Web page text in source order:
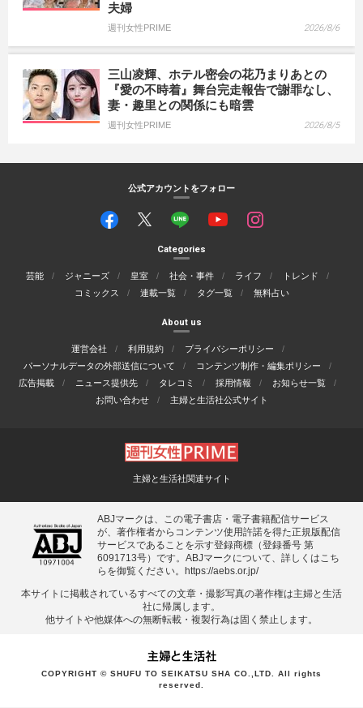
夫婦
週刊女性PRIME 2026/8/6
三山凌輝、ホテル密会の花乃まりあとの
『愛の不時着』舞台完走報告で謝罪なし、
妻・趣里との関係にも暗雲
週刊女性PRIME 2026/8/5
公式アカウントをフォロー
Categories
芸能 ジャニーズ 皇室 社会・事件 ライフ
トレンド
コミックス
連載一覧 タグ一覧 無料占い
About us
運営会社 利用規約
プライバシーポリシー
パーソナルデータの外部送信について
コンテンツ制作・編集ポリシー
広告掲載
ニュース提供先 タレコミ 採用情報
お知らせ一覧
お問い合わせ
主婦と生活社公式サイト
主婦と生活社関連サイト
ABJマークは、この電子書店・電子書籍配信サービス
が、著作権者からコンテンツ使用許諾を得た正規版配信
サービスであることを示す登録商標（登録番号 第
6091713号）です。ABJマークについて、詳しくはこち
らを御覧ください。 https://aebs.or.jp/
本サイトに掲載されているすべての⽂章・撮影写真の著作権は主婦と⽣活
社に帰属します。
他サイトや他媒体への無断転載・複製⾏為は固く禁⽌します。
COPYRIGHT © SHUFU TO SEIKATSU SHA CO.,LTD. All rights
reserved.